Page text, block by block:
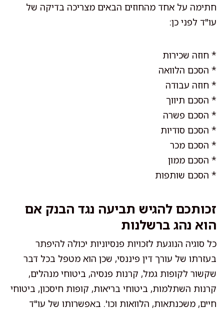
חתימה על אחד מהחוזים הבאים מצריכה בדיקה של
עו"ד לפני כן:
* חוזה שכירות
* הסכם הלוואה
* חוזה עבודה
* הסכם תיווך
* הסכם פשרה
* הסכם סודיות
* הסכם מכר
* הסכם ממון
* הסכם שותפות
זכותכם להגיש תביעה נגד הבנק אם
הוא נהג ברשלנות
כל סוגיה הנוגעת לזכויות פנסיוניות יכולה להיפתר
בעזרתו של עורך דין פיננסי, שכן הוא מטפל בכל דבר
שקשור לקופות גמל, קרנות פנסיה, ביטוחי מנהלים,
קרנות השתלמות, ביטוחי בריאות, קופות חיסכון, ביטוחי
חיים, משכנתאות, הלוואות וכו'. באפשרותו של עו"ד